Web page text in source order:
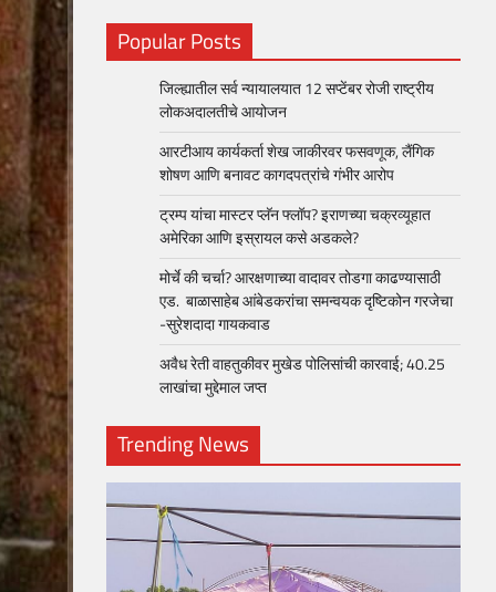
Popular Posts
जिल्ह्यातील सर्व न्यायालयात 12 सप्टेंबर रोजी राष्ट्रीय
लोकअदालतीचे आयोजन
आरटीआय कार्यकर्ता शेख जाकीरवर फसवणूक, लैंगिक
शोषण आणि बनावट कागदपत्रांचे गंभीर आरोप
ट्रम्प यांचा मास्टर प्लॅन फ्लॉप? इराणच्या चक्रव्यूहात
अमेरिका आणि इस्रायल कसे अडकले?
मोर्चे की चर्चा? आरक्षणाच्या वादावर तोडगा काढण्यासाठी
एड. बाळासाहेब आंबेडकरांचा समन्वयक दृष्टिकोन गरजेचा
-सुरेशदादा गायकवाड
अवैध रेती वाहतुकीवर मुखेड पोलिसांची कारवाई; 40.25
लाखांचा मुद्देमाल जप्त
Trending News
Skills